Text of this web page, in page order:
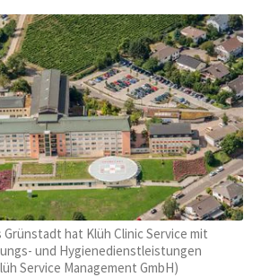
Grünstadt hat Klüh Clinic Service mit
und Hygienedienstleistungen
Service Management GmbH)